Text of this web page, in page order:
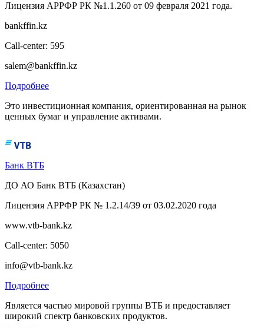
Лицензия АРРФР РК №1.1.260 от 09 февраля 2021 года.
bankffin.kz
Call-center: 595
salem@bankffin.kz
Подробнее
Это инвестиционная компания, ориентированная на рынок
ценных бумаг и управление активами.
Банк ВТБ
ДО АО Банк ВТБ (Казахстан)
Лицензия АРРФР РК № 1.2.14/39 от 03.02.2020 года
www.vtb-bank.kz
Call-center: 5050
info@vtb-bank.kz
Подробнее
Является частью мировой группы ВТБ и предоставляет
широкий спектр банковских продуктов.